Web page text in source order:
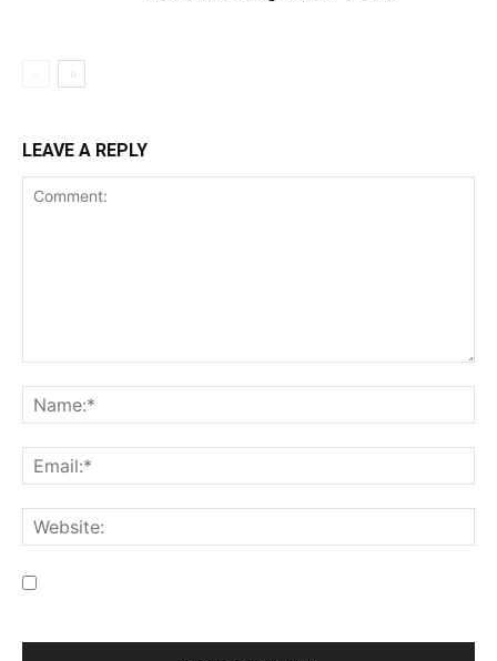
LEAVE A REPLY